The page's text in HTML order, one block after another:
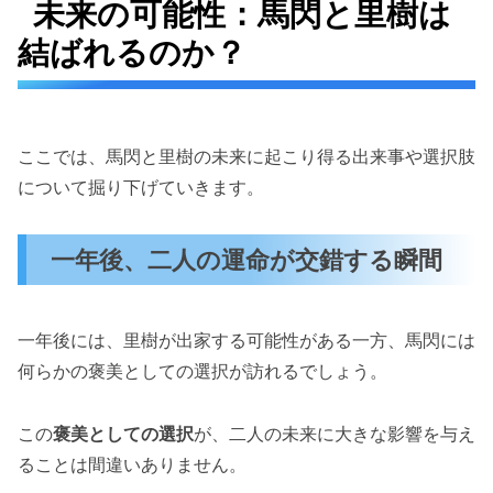
未来の可能性：馬閃と里樹は
結ばれるのか？
ここでは、馬閃と里樹の未来に起こり得る出来事や選択肢
について掘り下げていきます。
一年後、二人の運命が交錯する瞬間
一年後には、里樹が出家する可能性がある一方、馬閃には
何らかの褒美としての選択が訪れるでしょう。
この褒美としての選択が、二人の未来に大きな影響を与え
ることは間違いありません。